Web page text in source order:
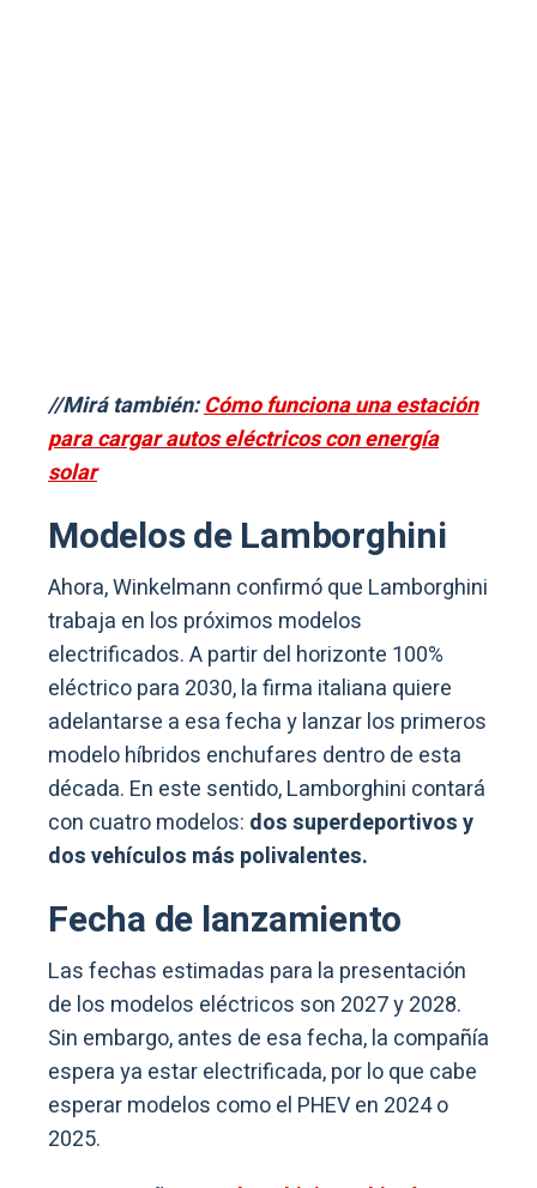
//Mirá también:Cómo funciona una estación
para cargar autos eléctricos con energía
solar
Modelos de Lamborghini
Ahora, Winkelmann confirmó que Lamborghini
trabaja en los próximos modelos
electrificados. A partir del horizonte 100%
eléctrico para 2030, la firma italiana quiere
adelantarse a esa fecha y lanzar los primeros
modelo híbridos enchufares dentro de esta
década. En este sentido, Lamborghini contará
con cuatro modelos: dos superdeportivos y
dos vehículos más polivalentes.
Fecha de lanzamiento
Las fechas estimadas para la presentación
de los modelos eléctricos son 2027 y 2028.
Sin embargo, antes de esa fecha, la compañía
espera ya estar electrificada, por lo que cabe
esperar modelos como el PHEV en 2024 o
2025.